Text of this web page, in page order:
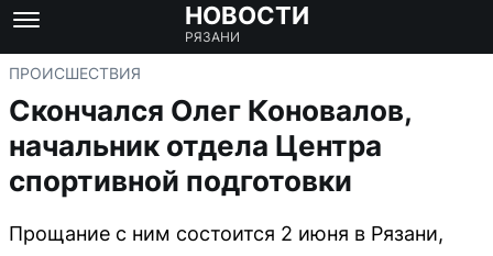
НОВОСТИ
РЯЗАНИ
ПРОИСШЕСТВИЯ
Скончался Олег Коновалов,
начальник отдела Центра
спортивной подготовки
Прощание с ним состоится 2 июня в Рязани,